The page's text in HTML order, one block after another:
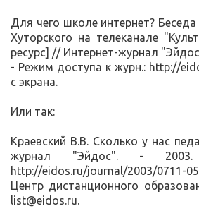
Для чего школе интернет?
Хуторского на телеканале
ресурс] // Интернет-журнал
- Режим доступа к журн.: http://
с экрана.
Или так:
Краевский В.В. Сколько у нас
журнал "Эйдос". -
http://eidos.ru/journal/2003/
Центр дистанционного
list@eidos.ru.